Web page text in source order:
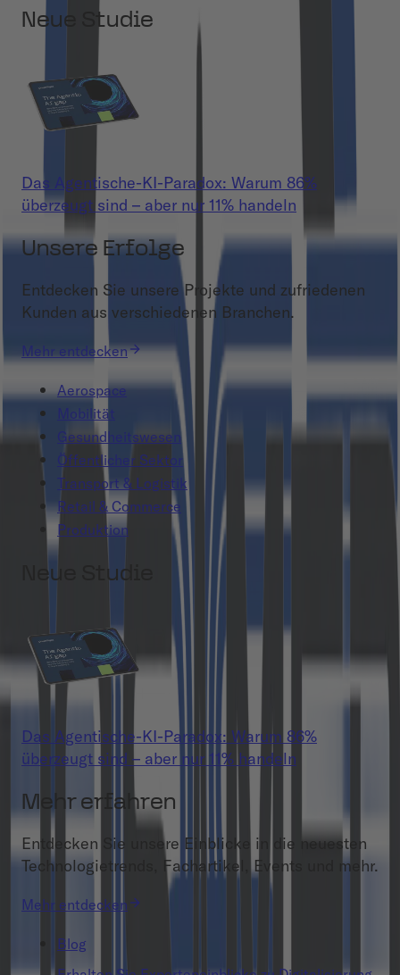
Neue Studie
Das Agentische-KI-Paradox: Warum 86%
überzeugt sind – aber nur 11% handeln
Unsere Erfolge
Entdecken Sie unsere Projekte und zufriedenen
Kunden aus verschiedenen Branchen.
Mehr entdecken
Aerospace
Mobilität
Gesundheitswesen
Öffentlicher Sektor
Transport & Logistik
Retail & Commerce
Produktion
Neue Studie
Das Agentische-KI-Paradox: Warum 86%
überzeugt sind – aber nur 11% handeln
Mehr erfahren
Entdecken Sie unsere Einblicke in die neuesten
Technologietrends, Fachartikel, Events und mehr.
Mehr entdecken
Blog